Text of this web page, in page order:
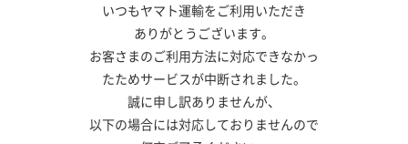
いつもヤマト運輸をご利用いただき
ありがとうございます。
お客さまのご利用方法に対応できなかっ
たためサービスが中断されました。
誠に申し訳ありませんが、
以下の場合には対応しておりませんので